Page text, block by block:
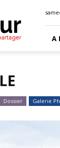
A
Dossier Galerie